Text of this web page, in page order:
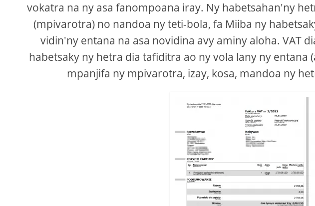
vokatra na ny asa fanompoana iray. Ny habetsahan'ny
(mpivarotra) no nandoa ny teti-bola, fa Miiba ny
vidin'ny entana na asa novidina avy aminy aloha. VAT
habetsaky ny hetra dia tafiditra ao ny vola lany ny entana
mpanjifa ny mpivarotra, izay, kosa, mandoa ny